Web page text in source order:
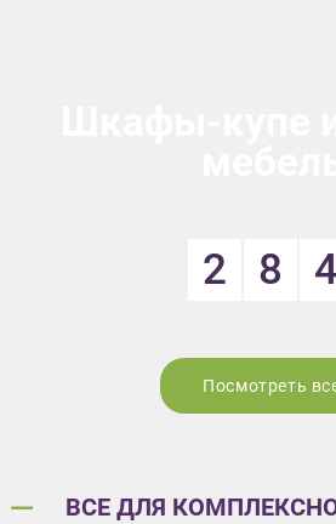
2 8 4
Посмотреть
ВСЕ ДЛЯ